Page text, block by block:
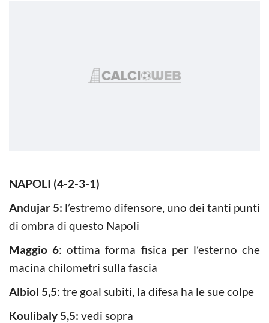
NAPOLI (4-2-3-1)
Andujar 5: l’estremo difensore, uno dei tanti punti
di ombra di questo Napoli
Maggio 6: ottima forma fisica per l’esterno che
macina chilometri sulla fascia
Albiol 5,5: tre goal subiti, la difesa ha le sue colpe
Koulibaly 5,5: vedi sopra